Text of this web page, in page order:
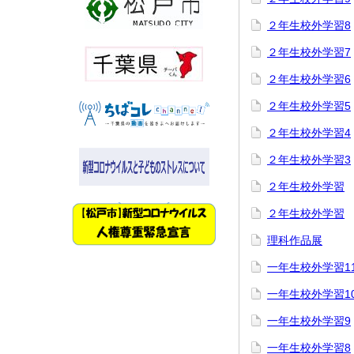
２年生校外学習8
２年生校外学習7
２年生校外学習6
２年生校外学習5
２年生校外学習4
２年生校外学習3
２年生校外学習
２年生校外学習
理科作品展
一年生校外学習
一年生校外学習
一年生校外学習9
一年生校外学習8